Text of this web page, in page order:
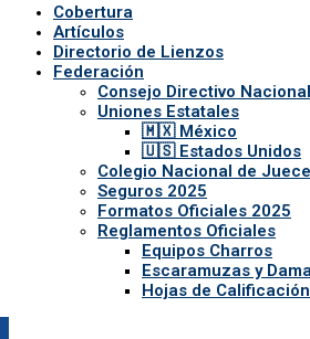
Cobertura
Artículos
Directorio de Lienzos
Federación
Consejo Directivo
Uniones Estatales
🇲🇽 México
🇺🇸 Estados Unidos
Colegio Nacional de
Seguros 2025
Formatos Oficiales 2025
Reglamentos Oficiales
Equipos Charros
Escaramuzas y
Hojas de Calificación